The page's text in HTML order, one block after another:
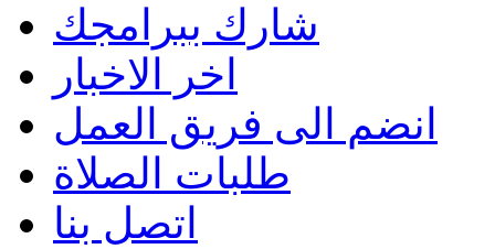
شارك ببرامجك
اخر الاخبار
انضم الى فريق العمل
طلبات الصلاة
اتصل بنا